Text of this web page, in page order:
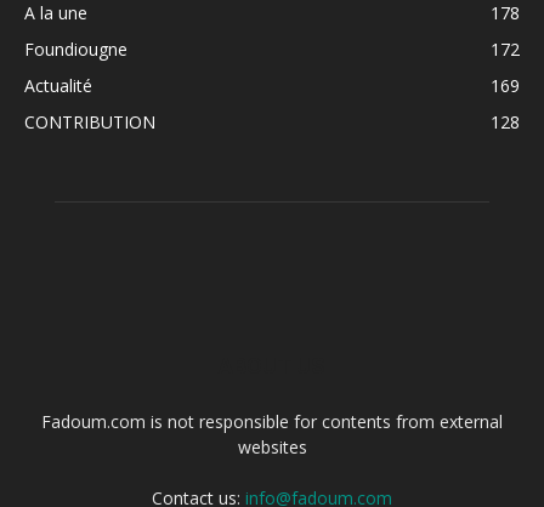
A la une
178
Foundiougne
172
Actualité
169
CONTRIBUTION
128
Fadoum.com is not responsible for contents from external
websites
Contact us: info@fadoum.com